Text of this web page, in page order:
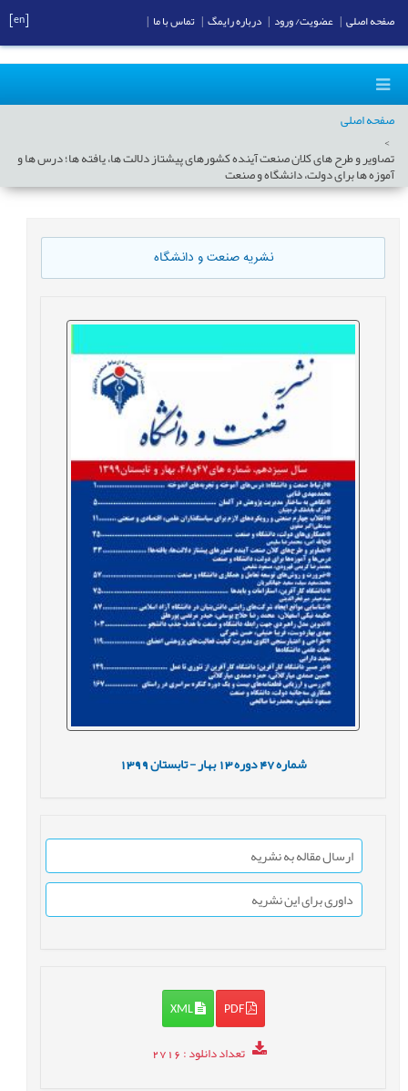
صفحه اصلی
تصاویر و طرح های کلان صنعت آینده کشورهای پیشتاز دلالت ها، یافته ها؛ درس ها و
آموزه ها برای دولت، دانشگاه و صنعت
نشریه صنعت و دانشگاه
شماره47 دوره13 بهار - تابستان1399
ارسال مقاله به نشریه
داوری برای این نشریه
PDF
XML
تعداد دانلود: 2716
صفحه اصلی عضویت/ ورود درباره رایمگ تماس با ما